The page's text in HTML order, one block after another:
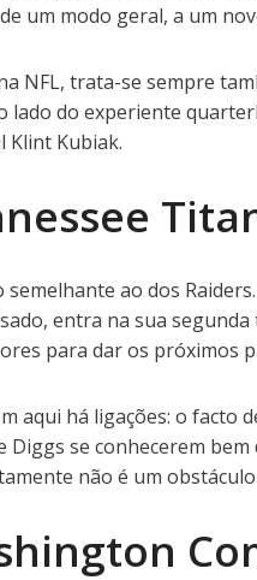
um modo geral, a um
NFL, trata-se sempre
lado do experiente
Klint Kubiak.
semelhante ao dos
entra na sua
para dar os próximos
aqui há ligações: o facto
Diggs se conhecerem
não é um